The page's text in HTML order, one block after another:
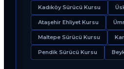
Kadıköy Sürücü Kursu
Ataşehir Ehliyet Kursu
Maltepe Sürücü Kursu
Pendik Sürücü Kursu